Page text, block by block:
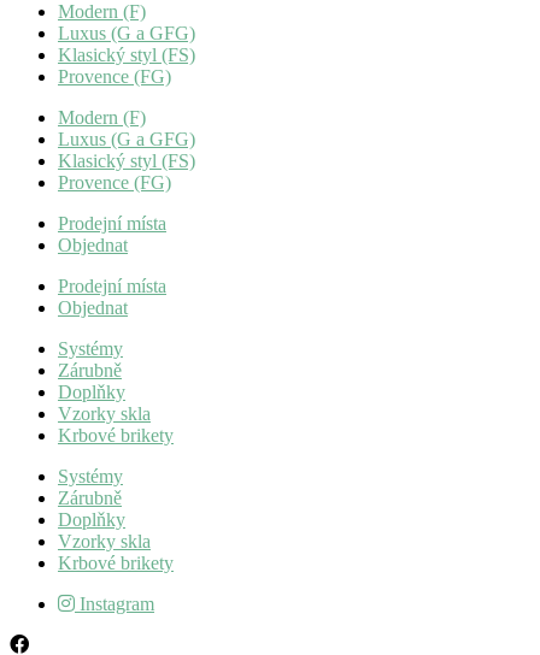
Modern (F)
Luxus (G a GFG)
Klasický styl (FS)
Provence (FG)
Modern (F)
Luxus (G a GFG)
Klasický styl (FS)
Provence (FG)
Prodejní místa
Objednat
Prodejní místa
Objednat
Systémy
Zárubně
Doplňky
Vzorky skla
Krbové brikety
Systémy
Zárubně
Doplňky
Vzorky skla
Krbové brikety
Instagram